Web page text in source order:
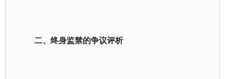
二、终身监禁的争议评析